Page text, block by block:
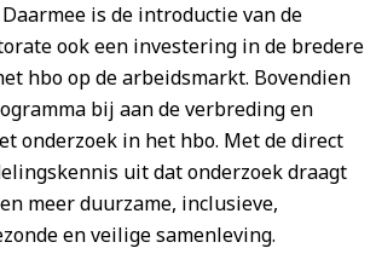
is de introductie van de
ook een investering in de bredere
hbo op de arbeidsmarkt. Bovendien
bij aan de verbreding en
onderzoek in het hbo. Met de direct
uit dat onderzoek draagt
meer duurzame, inclusieve,
en veilige samenleving.